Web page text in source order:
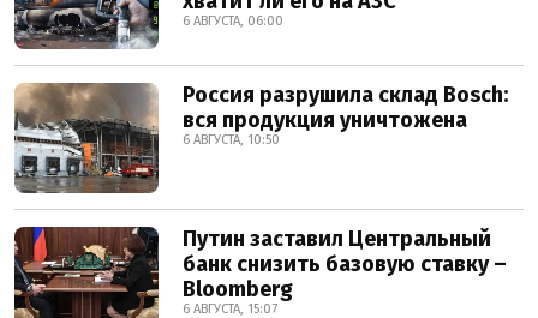
6 АВГУСТА, 06:00
Россия разрушила склад Bosch:
вся продукция уничтожена
6 АВГУСТА, 10:50
Путин заставил Центральный
банк снизить базовую ставку –
Bloomberg
6 АВГУСТА, 15:07